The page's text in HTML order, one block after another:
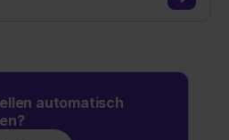
automatisch